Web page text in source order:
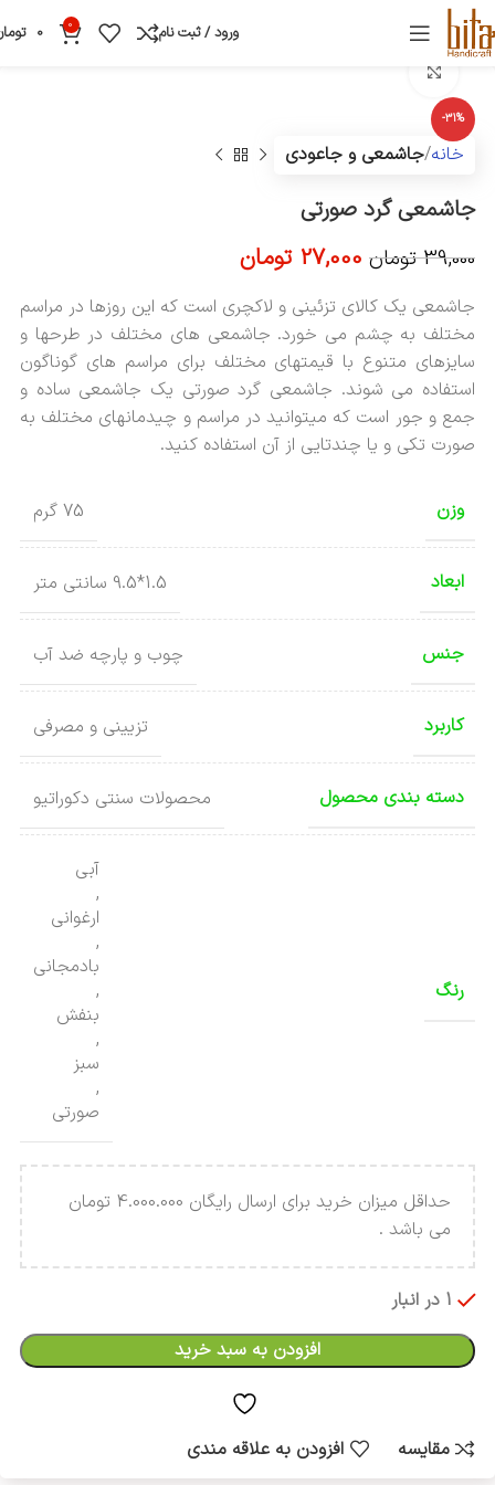
ورود / ثبت نام 0
0
-31%
خانه جاشمعی و جاعودی
جاشمعی گرد صورتی
39,000 تومان 27,000 تومان
جاشمعی یک کالای تزئینی و لاکچری است که این روزها در مراسم
مختلف به چشم می خورد. جاشمعی های مختلف در طرحها و
سایزهای متنوع با قیمتهای مختلف برای مراسم های گوناگون
استفاده می شوند. جاشمعی گرد صورتی یک جاشمعی ساده و
جمع و جور است که میتوانید در مراسم و چیدمانهای مختلف به
صورت تکی و یا چندتایی از آن استفاده کنید.
وزن 75 گرم
ابعاد 1.5*9.5 سانتی متر
جنس چوب و پارچه ضد آب
کاربرد تزیینی و مصرفی
دسته بندی محصول محصولات سنتی دکوراتیو
رنگ
آبی
,
ارغوانی
,
بادمجانی
,
بنفش
,
سبز
,
صورتی
حداقل میزان خرید برای ارسال رایگان 4.000.000 تومان
می باشد .
1 در انبار
افزودن به سبد خرید
مقایسه افزودن به علاقه مندی